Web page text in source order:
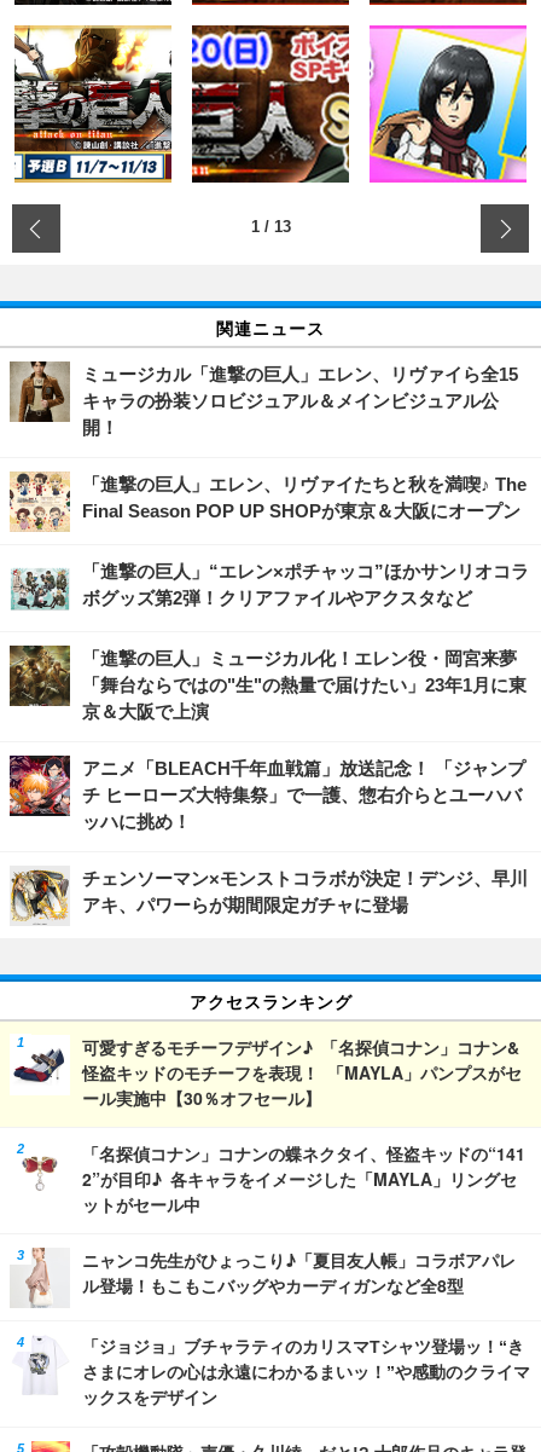
1/ 13
関連ニュース
ミュージカル「進撃の巨人」エレン、リヴァイら全15
キャラの扮装ソロビジュアル＆メインビジュアル公
開！
「進撃の巨人」エレン、リヴァイたちと秋を満喫♪ The
Final Season POP UP SHOPが東京＆大阪にオープン
「進撃の巨人」“エレン×ポチャッコ”ほかサンリオコラ
ボグッズ第2弾！クリアファイルやアクスタなど
「進撃の巨人」ミュージカル化！エレン役・岡宮来夢
「舞台ならではの"生"の熱量で届けたい」23年1月に東
京＆大阪で上演
アニメ「BLEACH千年血戦篇」放送記念！ 「ジャンプ
チ ヒーローズ大特集祭」で一護、惣右介らとユーハバ
ッハに挑め！
チェンソーマン×モンストコラボが決定！デンジ、早川
アキ、パワーらが期間限定ガチャに登場
アクセスランキング
可愛すぎるモチーフデザイン♪ 「名探偵コナン」コナン&
怪盗キッドのモチーフを表現！ 「MAYLA」パンプスがセ
ール実施中【30％オフセール】
「名探偵コナン」コナンの蝶ネクタイ、怪盗キッドの“141
2”が目印♪ 各キャラをイメージした「MAYLA」リングセ
ットがセール中
ニャンコ先生がひょっこり♪「夏目友人帳」コラボアパレ
ル登場！もこもこバッグやカーディガンなど全8型
「ジョジョ」ブチャラティのカリスマTシャツ登場ッ！“き
さまにオレの心は永遠にわかるまいッ！”や感動のクライマ
ックスをデザイン